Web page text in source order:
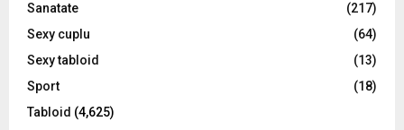
Sanatate
(217)
Sexy cuplu
(64)
Sexy tabloid
(13)
Sport
(18)
Tabloid (4,625)